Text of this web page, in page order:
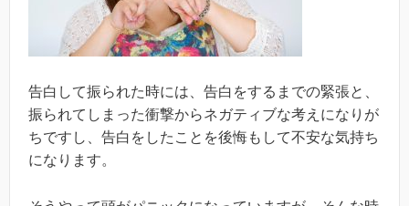
告白して振られた時には、告白をするまでの緊張と、
振られてしまった衝撃からネガティブな考えになりが
ちですし、告白をしたことを後悔もして不安な気持ち
になります。